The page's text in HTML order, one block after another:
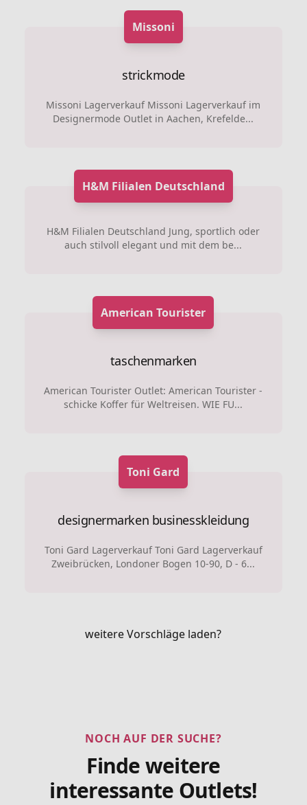
Missoni
strickmode
Missoni Lagerverkauf Missoni Lagerverkauf im
Designermode Outlet in Aachen, Krefelde...
H&M Filialen Deutschland
H&M Filialen Deutschland Jung, sportlich oder
auch stilvoll elegant und mit dem be...
American Tourister
taschenmarken
American Tourister Outlet: American Tourister -
schicke Koffer für Weltreisen. WIE FU...
Toni Gard
designermarken businesskleidung
Toni Gard Lagerverkauf Toni Gard Lagerverkauf
Zweibrücken, Londoner Bogen 10-90, D - 6...
weitere Vorschläge laden?
NOCH AUF DER SUCHE?
Finde weitere
interessante Outlets!